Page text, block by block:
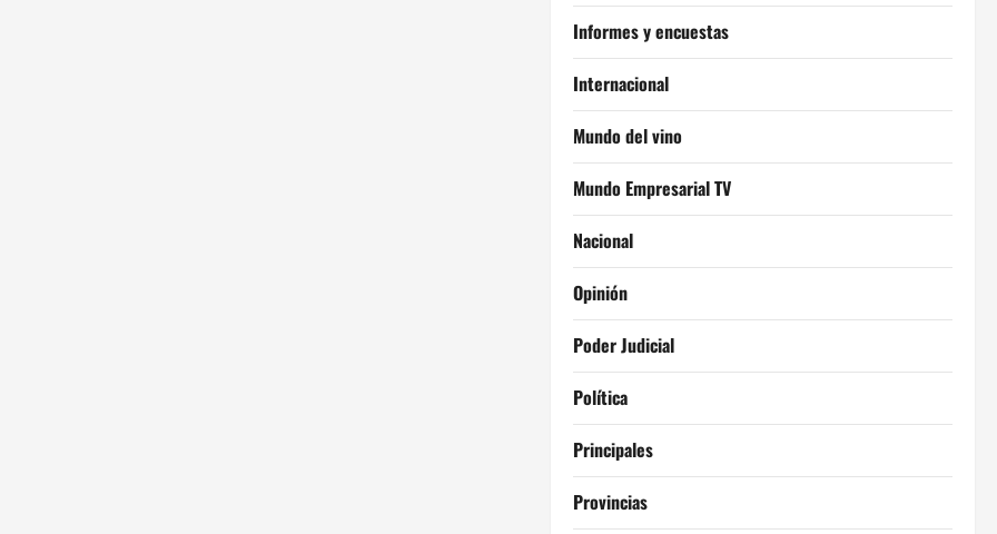
Informes y encuestas
Internacional
Mundo del vino
Mundo Empresarial TV
Nacional
Opinión
Poder Judicial
Política
Principales
Provincias